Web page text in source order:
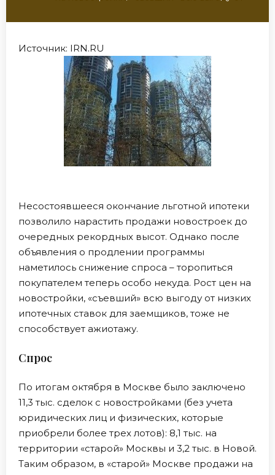
Источник: IRN.RU
Несостоявшееся окончание льготной ипотеки
позволило нарастить продажи новостроек до
очередных рекордных высот. Однако после
объявления о продлении программы
наметилось снижение спроса – торопиться
покупателем теперь особо некуда. Рост цен на
новостройки, «съевший» всю выгоду от низких
ипотечных ставок для заемщиков, тоже не
способствует ажиотажу.
Спрос
По итогам октября в Москве было заключено
11,3 тыс. сделок с новостройками (без учета
юридических лиц и физических, которые
приобрели более трех лотов): 8,1 тыс. на
территории «старой» Москвы и 3,2 тыс. в Новой.
Таким образом, в «старой» Москве продажи на